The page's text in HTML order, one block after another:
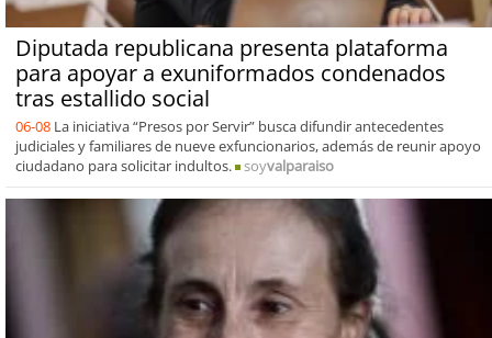
Diputada republicana presenta plataforma
para apoyar a exuniformados condenados
tras estallido social
06-08 La iniciativa “Presos por Servir” busca difundir antecedentes
judiciales y familiares de nueve exfuncionarios, además de reunir apoyo
ciudadano para solicitar indultos.
soyvalparaiso